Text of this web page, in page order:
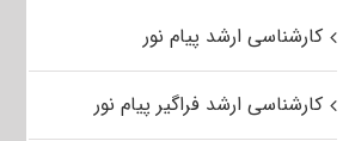
کارشناسی ارشد پیام نور
کارشناسی ارشد فراگیر پیام نور